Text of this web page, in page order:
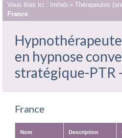
Vous êtes ici : Imheb » Thérapeutes
France
en hypnose
stratégique-PTR
France
Nom Description